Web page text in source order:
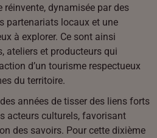
réinvente, dynamisée par des
partenariats locaux et une
à explorer. Ce sont ainsi
ateliers et producteurs qui
d’un tourisme respectueux
du territoire.
années de tisser des liens forts
acteurs culturels, favorisant
des savoirs. Pour cette dixième